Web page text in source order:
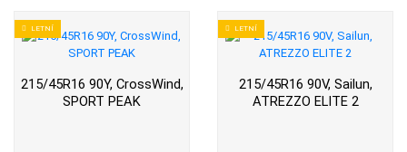
LETNÍ
215/45R16 90Y, CrossWind,
SPORT PEAK
LETNÍ
215/45R16 90V, Sailun,
ATREZZO ELITE 2